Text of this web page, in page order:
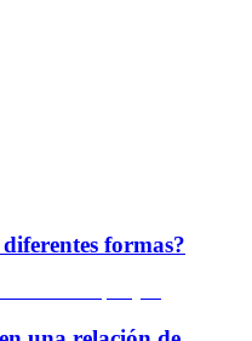
formas?